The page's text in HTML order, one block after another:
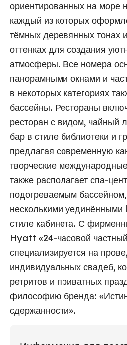
ориентированных на море
каждый из которых
тёмных деревянных тонах
оттенках для создания
атмосферы. Все номера
панорамными окнами и
в некоторых категориях
бассейны. Рестораны
ресторан с видом, чайный
бар в стиле библиотеки и
предлагая современную
творческие
также располагает спа-
подогреваемым
несколькими
стиле кабинета. С
Hyatt «24-часовой
специализируется на
индивидуальных свадеб,
ретритов и приватных
философию бренда:
сдержанности».